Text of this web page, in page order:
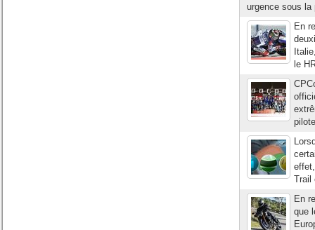
urgence sous la
En
le
Trail
En
que